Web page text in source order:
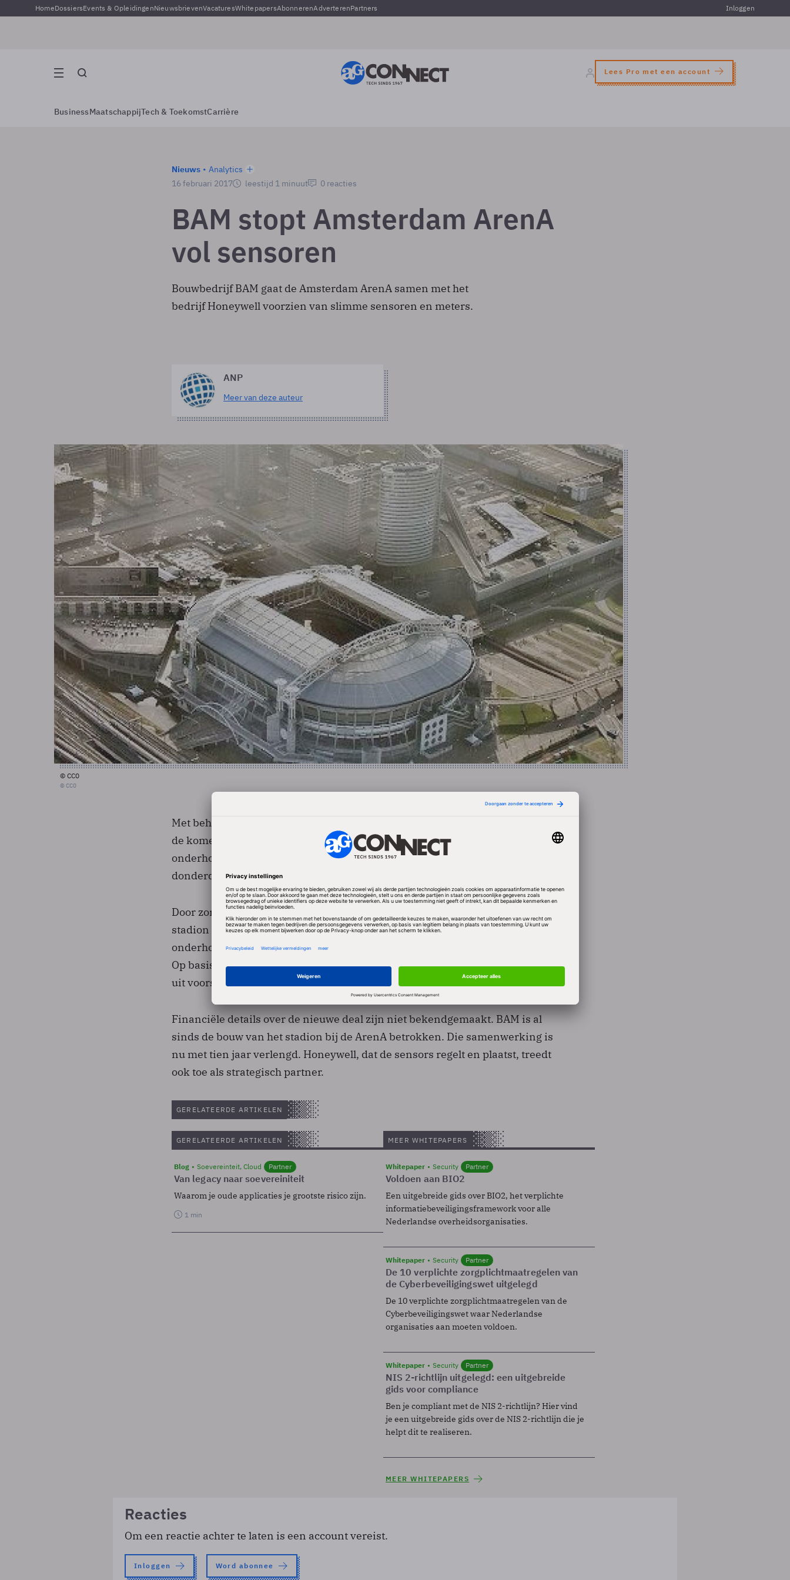
HomeDossiersEvents & OpleidingenNieuwsbrievenVacaturesWhitepapersAbonnerenAdverterenPartners Inloggen
Lees Pro met een account
BusinessMaatschappijTech & ToekomstCarrière
Nieuws
Analytics
16 februari 2017
leestijd 1 minuut 0 reacties
BAM stopt Amsterdam ArenA
vol sensoren
Bouwbedrijf BAM gaat de Amsterdam ArenA samen met het
bedrijf Honeywell voorzien van slimme sensoren en meters.
ANP
Meer van deze auteur
© CC0
© CC0
Met behulp van het Internet of Things kan het Amsterdamse voetbalstadion
de komende jaren naar verwachting flink besparen op zijn energie- en
onderhoudskosten, zo meldden de bedrijven en het bestuur van het stadion
donderdag.
Door zorgvuldig te meten in welke staat verschillende onderdelen van het
stadion verkeren is het niet meer nodig om vaste, periodieke
onderhoudsbeurten in te plannen, of om pas in te grijpen als er iets stuk is.
Op basis van computerberekeningen kan onderhoud plaatsvinden wanneer
uit voorspellingen blijkt dat er problemen aan zitten te komen.
Financiële details over de nieuwe deal zijn niet bekendgemaakt. BAM is al
sinds de bouw van het stadion bij de ArenA betrokken. Die samenwerking is
nu met tien jaar verlengd. Honeywell, dat de sensors regelt en plaatst, treedt
ook toe als strategisch partner.
GERELATEERDE ARTIKELEN
GERELATEERDE ARTIKELEN
Blog Soevereinteit, Cloud Partner
Van legacy naar soevereiniteit
Waarom je oude applicaties je grootste risico zijn.
1 min
MEER WHITEPAPERS
Whitepaper Security Partner
Voldoen aan BIO2
Een uitgebreide gids over BIO2, het verplichte
informatiebeveiligingsframework voor alle
Nederlandse overheidsorganisaties.
Whitepaper Security Partner
De 10 verplichte zorgplichtmaatregelen van
de Cyberbeveiligingswet uitgelegd
De 10 verplichte zorgplichtmaatregelen van de
Cyberbeveiligingswet waar Nederlandse
organisaties aan moeten voldoen.
Whitepaper Security Partner
NIS 2-richtlijn uitgelegd: een uitgebreide
gids voor compliance
Ben je compliant met de NIS 2-richtlijn? Hier vind
je een uitgebreide gids over de NIS 2-richtlijn die je
helpt dit te realiseren.
MEER WHITEPAPERS
Reacties
Om een reactie achter te laten is een account vereist.
Inloggen Word abonnee